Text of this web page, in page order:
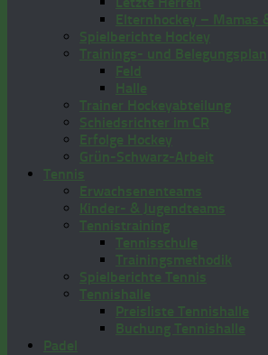
Elternhockey – Mamas
Spielberichte Hockey
Trainings- und Belegungsplan
Feld
Halle
Trainer Hockeyabteilung
Schiedsrichter im CR
Erfolge Hockey
Grün-Schwarz-Arbeit
Tennis
Erwachsenenteams
Kinder- & Jugendteams
Tennistraining
Tennisschule
Trainingsmethodik
Spielberichte Tennis
Tennishalle
Preisliste Tennishalle
Buchung Tennishalle
Padel